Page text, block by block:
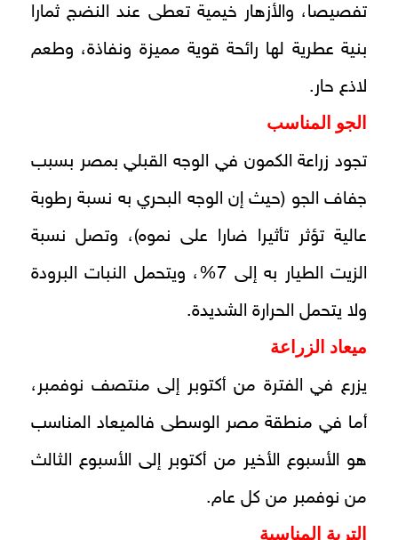
تفصيصا، والأزهار خيمية تعطى عند النضج ثمارا
بنية عطرية لها رائحة قوية مميزة ونفاذة، وطعم
لاذع حار.
الجو المناسب
تجود زراعة الكمون في الوجه القبلي بمصر بسبب
جفاف الجو (حيث إن الوجه البحري به نسبة رطوبة
عالية تؤثر تأثيرا ضارا على نموه)، وتصل نسبة
الزيت الطيار به إلى 7%، ويتحمل النبات البرودة
ولا يتحمل الحرارة الشديدة.
ميعاد الزراعة
يزرع في الفترة من أكتوبر إلى منتصف نوفمبر،
أما في منطقة مصر الوسطى فالميعاد المناسب
هو الأسبوع الأخير من أكتوبر إلى الأسبوع الثالث
من نوفمبر من كل عام.
التربة المناسبة